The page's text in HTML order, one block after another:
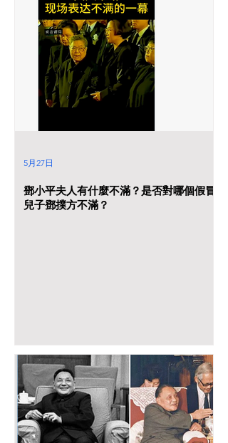
鄧小平夫人有什麼不滿？是否對哪個假冒
兒子鄧撲方不滿？
5月27日